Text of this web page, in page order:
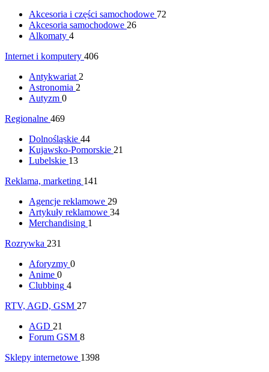
Akcesoria i części samochodowe 72
Akcesoria samochodowe 26
Alkomaty 4
Internet i komputery 406
Antykwariat 2
Astronomia 2
Autyzm 0
Regionalne 469
Dolnośląskie 44
Kujawsko-Pomorskie 21
Lubelskie 13
Reklama, marketing 141
Agencje reklamowe 29
Artykuły reklamowe 34
Merchandising 1
Rozrywka 231
Aforyzmy 0
Anime 0
Clubbing 4
RTV, AGD, GSM 27
AGD 21
Forum GSM 8
Sklepy internetowe 1398